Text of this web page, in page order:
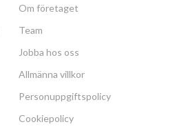
Om företaget
Team
Jobba hos oss
Allmänna villkor
Personuppgiftspolicy
Cookiepolicy